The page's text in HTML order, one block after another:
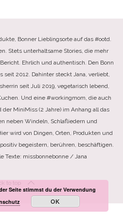
Bonner Lieblingsorte auf das #ootd.
Stets unterhaltsame Stories, die mehr
Ehrlich und authentisch. Den Bonn
seit 2012. Dahinter steckt Jana, verliebt,
seit Juli 2019, vegetarisch lebend,
Und eine #workingmom, die auch
MiniMiss (2 Jahre) im Anhang all das
neben Windeln, Schlafliedern und
wird von Dingen, Orten, Produkten und
begeistern, berühren, beschäftigen.
Texte: missbonnebonne / Jana
to top
Seite stimmst du der Verwendung
OK